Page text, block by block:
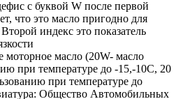
с буквой W после первой
что это масло пригодно для
индекс это показатель
моторное масло (20W- масло
при температуре до -15,-10С, 20
при температуре до
Общество Автомобильных